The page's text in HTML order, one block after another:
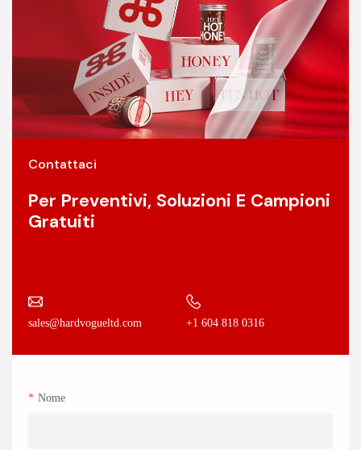
Contattaci
Per Preventivi, Soluzioni E Campioni
Gratuiti
sales@hardvogueltd.com +1 604 818 0316
Nome